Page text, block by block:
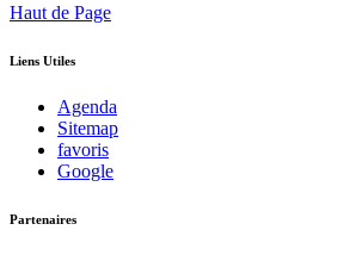
Haut de Page
Liens Utiles
Agenda
Sitemap
favoris
Google
Partenaires